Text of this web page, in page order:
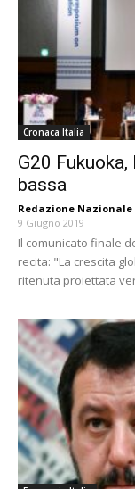
Cronaca Italia
G20
bassa
Redazione Nazionale
9 Giugno 2019
Il comunicato finale
recita: "La crescita
ritenuta proiettata